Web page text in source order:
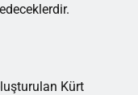
Kürt